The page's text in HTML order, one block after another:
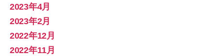
2023年4月
2023年2月
2022年12月
2022年11月